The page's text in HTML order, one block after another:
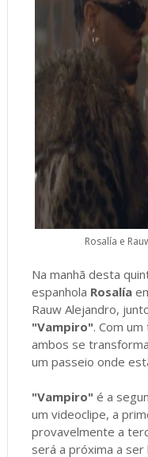
Rosalía e
Na manhã desta
espanhola Rosalía
Rauw Alejandro,
"Vampiro". Com
ambos se
um passeio onde
"Vampiro" é a
um videoclipe, a
provavelmente a
será a próxima a ser